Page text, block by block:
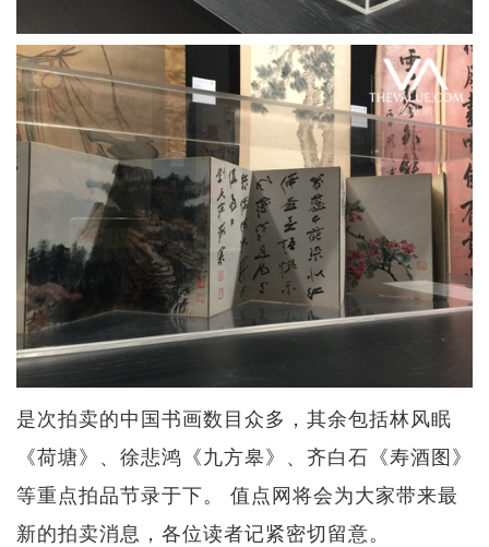
是次拍卖的中国书画数目众多，其余包括林风眠
《荷塘》、徐悲鸿《九方皋》、齐白石《寿酒图》
等重点拍品节录于下。 值点网将会为大家带来最
新的拍卖消息，各位读者记紧密切留意。